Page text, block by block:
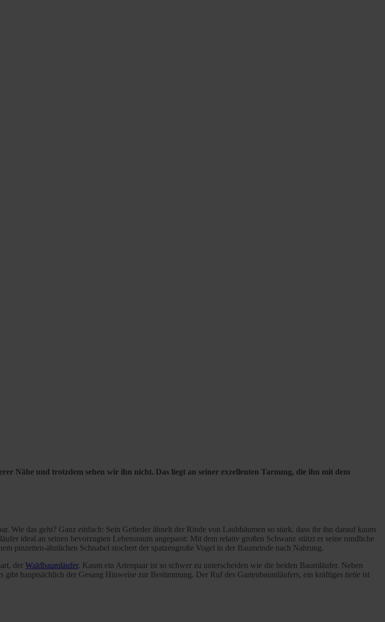
Nähe und trotzdem sehen wir ihn nicht. Das liegt an seiner exzellenten Tarnung, die ihn mit dem
Wie das geht? Ganz einfach: Sein Gefieder ähnelt der Rinde von Laubbäumen so stark, dass ihr ihn darauf kaum
ideal an seinen bevorzugten Lebensraum angepasst: Mit dem relativ großen Schwanz stützt er seine rundliche
pinzetten-ähnlichen Schnabel stochert der spatzengroße Vogel in der Baumrinde nach Nahrung.
der Waldbaumläufer. Kaum ein Artenpaar ist so schwer zu unterscheiden wie die beiden Baumläufer. Neben
hauptsächlich der Gesang Hinweise zur Bestimmung. Der Ruf des Gartenbaumläufers, ein kräftiges tietie ist